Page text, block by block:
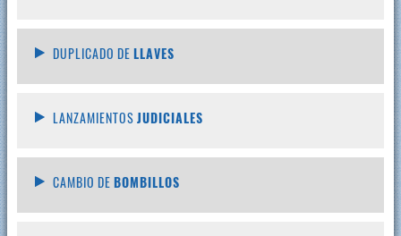
DUPLICADO DELLAVES
LANZAMIENTOSJUDICIALES
CAMBIO DEBOMBILLOS